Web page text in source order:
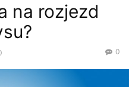
na rozjezd
0